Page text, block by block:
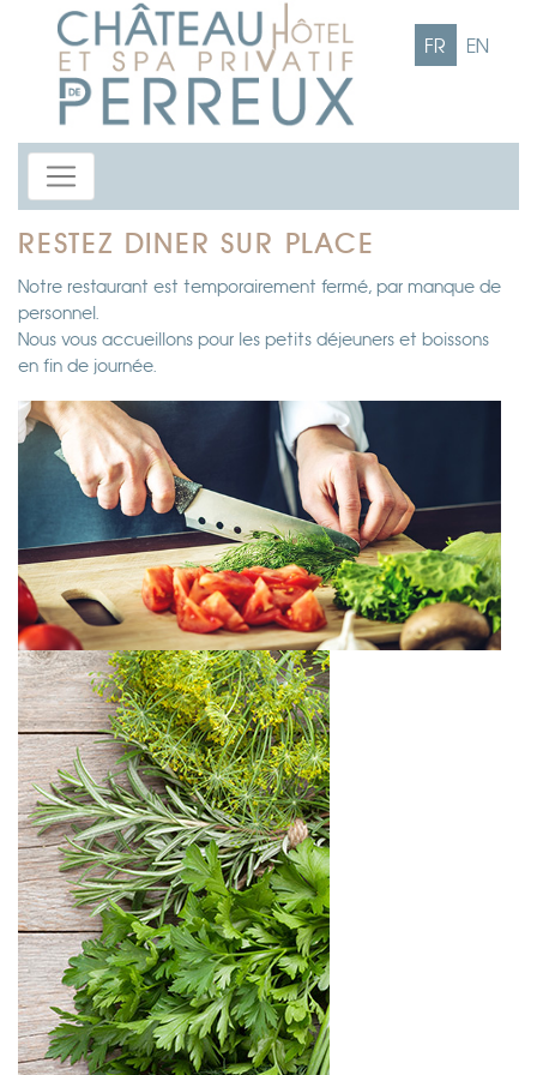
FR EN
RESTEZ DINER SUR PLACE
Notre restaurant est temporairement fermé, par manque de
personnel.
Nous vous accueillons pour les petits déjeuners et boissons
en fin de journée.